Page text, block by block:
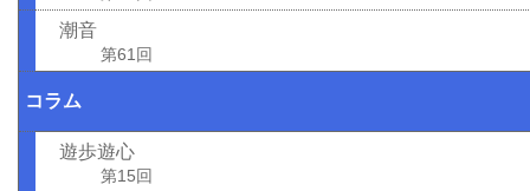
潮音
第61回
コラム
遊歩遊心
第15回